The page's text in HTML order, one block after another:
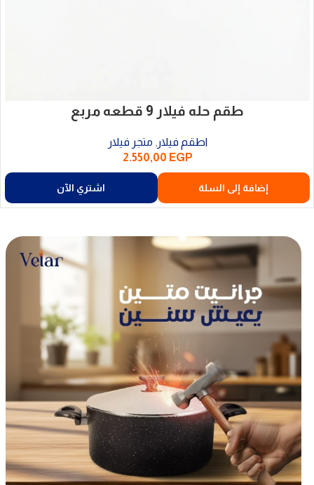
طقم حله فيلار 9 قطعه مربع
اطقم فيلار, متجر فيلار
2.550,00 EGP
إضافة إلى السلة اشتري الآن